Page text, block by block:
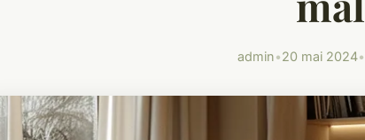
admin•20 mai 2024•